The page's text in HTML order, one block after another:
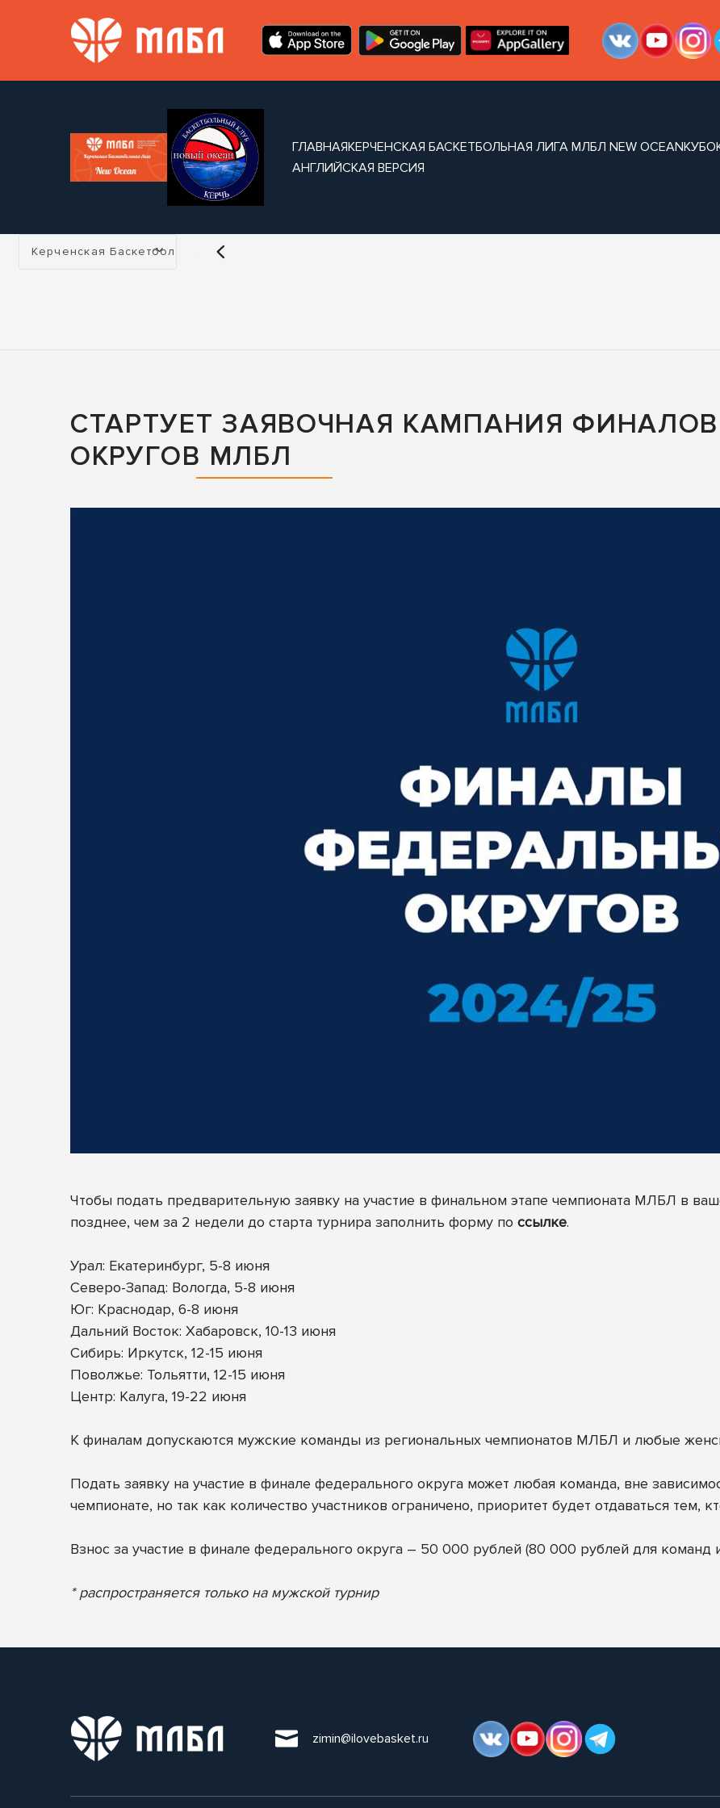
ГЛАВНАЯКЕРЧЕНСКАЯ БАСКЕТБОЛЬНАЯ ЛИГА МЛБЛ NEW OCEAN
АНГЛИЙСКАЯ ВЕРСИЯ
Турнир:
Керченская Баскетбольная Лига МЛБЛ New Ocean
СТАРТУЕТ ЗАЯВОЧНАЯ КАМПАНИЯ
ОКРУГОВ МЛБЛ
Чтобы подать предварительную заявку на участие в финальном этапе чемпионата МЛБЛ в
позднее, чем за 2 недели до старта турнира заполнить форму по ссылке.
Урал: Екатеринбург, 5-8 июня
Северо-Запад: Вологда, 5-8 июня
Юг: Краснодар, 6-8 июня
Дальний Восток: Хабаровск, 10-13 июня
Сибирь: Иркутск, 12-15 июня
Поволжье: Тольятти, 12-15 июня
Центр: Калуга, 19-22 июня
К финалам допускаются мужские команды из региональных чемпионатов МЛБЛ и любые
Подать заявку на участие в финале федерального округа может любая команда, вне
чемпионате, но так как количество участников ограничено, приоритет будет отдаваться тем,
Взнос за участие в финале федерального округа – 50 000 рублей (80 000 рублей для команд
* распространяется только на мужской турнир
zimin@ilovebasket.ru